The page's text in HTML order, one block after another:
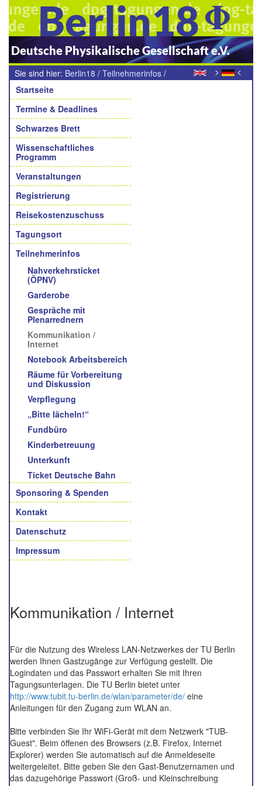
Berlin18
Deutsche Physikalische Gesellschaft e.V.
> <
Sie sind hier: Berlin18 / Teilnehmerinfos /
Kommunikation / Internet
Navigation
Startseite
Termine & Deadlines
Schwarzes Brett
Wissenschaftliches
Programm
Veranstaltungen
Registrierung
Reisekostenzuschuss
Tagungsort
Teilnehmerinfos
Nahverkehrsticket
(ÖPNV)
Garderobe
Gespräche mit
Plenarrednern
Kommunikation /
Internet
Notebook Arbeitsbereich
Räume für Vorbereitung
und Diskussion
Verpflegung
„Bitte lächeln!“
Fundbüro
Kinderbetreuung
Unterkunft
Ticket Deutsche Bahn
Sponsoring & Spenden
Kontakt
Datenschutz
Impressum
Kommunikation / Internet
Für die Nutzung des Wireless LAN-Netzwerkes der TU Berlin
werden Ihnen Gastzugänge zur Verfügung gestellt. Die
Logindaten und das Passwort erhalten Sie mit Ihren
Tagungsunterlagen. Die TU Berlin bietet unter
http://www.tubit.tu-berlin.de/wlan/parameter/de/ eine
Anleitungen für den Zugang zum WLAN an.
Bitte verbinden Sie Ihr WiFi-Gerät mit dem Netzwerk "TUB-
Guest". Beim öffenen des Browsers (z.B. Firefox, Internet
Explorer) werden Sie automatisch auf die Anmeldeseite
weitergeleitet. Bitte geben Sie den Gast-Benutzernamen und
das dazugehörige Passwort (Groß- und Kleinschreibung